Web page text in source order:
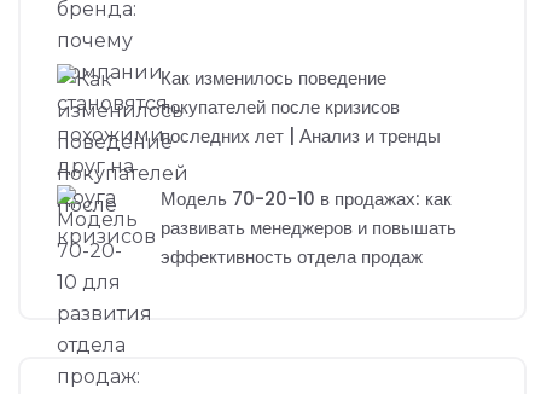
Как изменилось поведение
покупателей после кризисов
последних лет | Анализ и тренды
Модель 70-20-10 в продажах: как
развивать менеджеров и повышать
эффективность отдела продаж